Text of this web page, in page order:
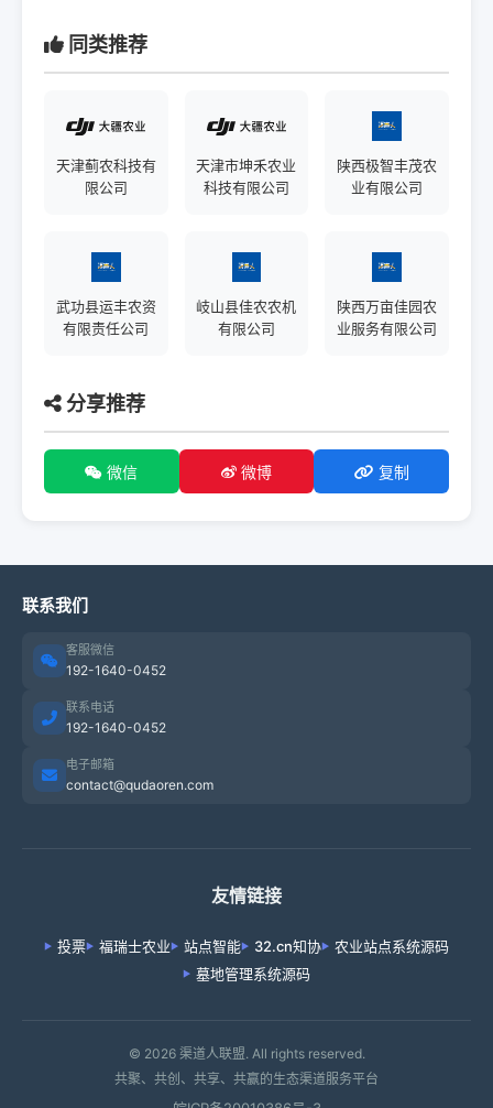
同类推荐
天津蓟农科技有
限公司
天津市坤禾农业
科技有限公司
陕西极智丰茂农
业有限公司
武功县运丰农资
有限责任公司
岐山县佳农农机
有限公司
陕西万亩佳园农
业服务有限公司
分享推荐
微信 微博 复制
联系我们
客服微信
192-1640-0452
联系电话
192-1640-0452
电子邮箱
contact@qudaoren.com
友情链接
投票 福瑞士农业 站点智能 32.cn知协
农业站点系统源码
墓地管理系统源码
© 2026 渠道人联盟. All rights reserved.
共聚、共创、共享、共赢的生态渠道服务平台